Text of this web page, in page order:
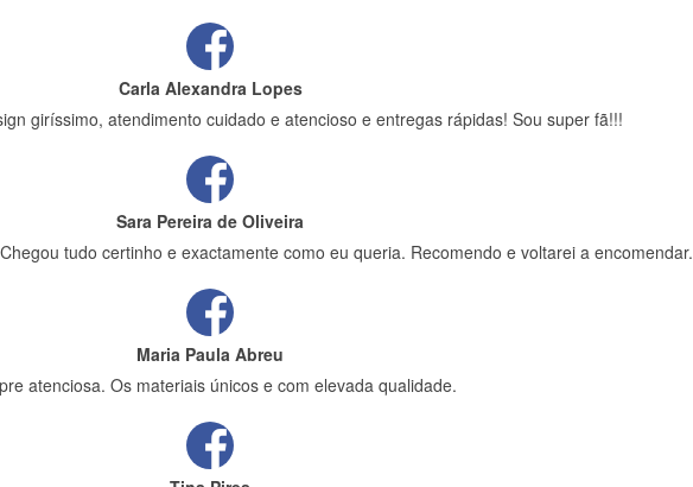
Carla Alexandra Lopes
giríssimo, atendimento cuidado e atencioso e entregas rápidas! Sou super fã!!!
Sara Pereira de Oliveira
tudo certinho e exactamente como eu queria. Recomendo e voltarei a encomendar.
Maria Paula Abreu
atenciosa. Os materiais únicos e com elevada qualidade.